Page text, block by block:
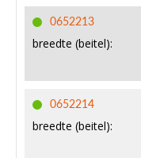
0652213
breedte (beitel):
0652214
breedte (beitel):